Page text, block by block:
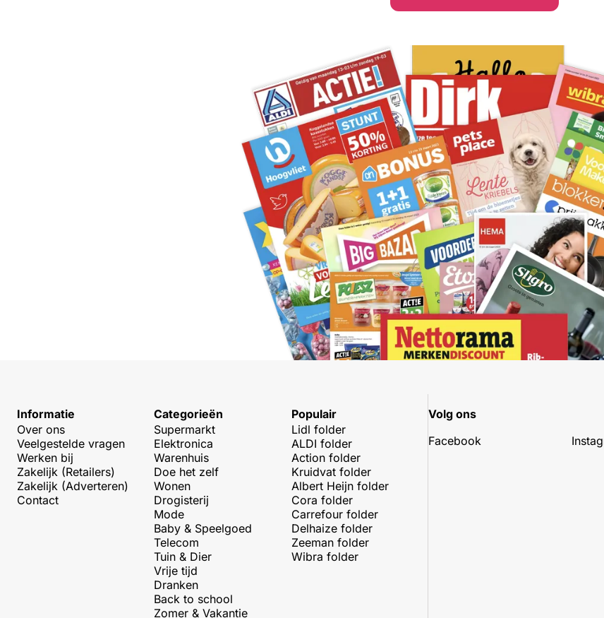
Informatie
Over ons
Veelgestelde vragen
Werken bij
Zakelijk (Retailers)
Zakelijk (Adverteren)
Contact
Categorieën
Supermarkt
Elektronica
Warenhuis
Doe het zelf
Wonen
Drogisterij
Mode
Baby & Speelgoed
Telecom
Tuin & Dier
Vrije tijd
Dranken
Back to school
Zomer & Vakantie
Populair
Lidl folder
ALDI folder
Action folder
Kruidvat folder
Albert Heijn folder
Cora folder
Carrefour folder
Delhaize folder
Zeeman folder
Wibra folder
Volg ons
Facebook